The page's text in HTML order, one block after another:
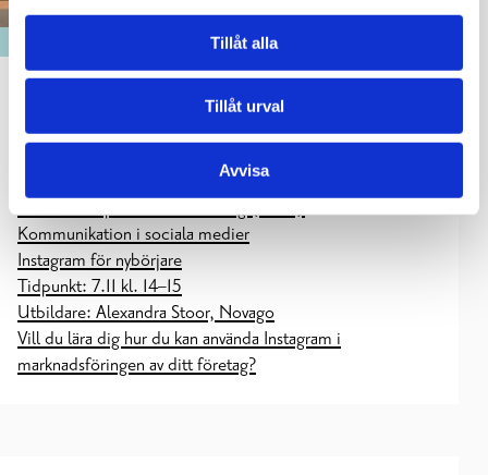
Tillåt alla
Tillåt urval
Avvisa
Aktuella online-utbildningar med Novago
01.11.2023
Kommunikation i sociala medier
Instagram för nybörjare
Tidpunkt: 7.11 kl. 14–15
Utbildare: Alexandra Stoor, Novago
Vill du lära dig hur du kan använda Instagram i
marknadsföringen av ditt företag?